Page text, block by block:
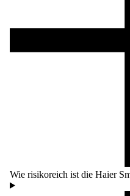
Wie risikoreich ist die Haier